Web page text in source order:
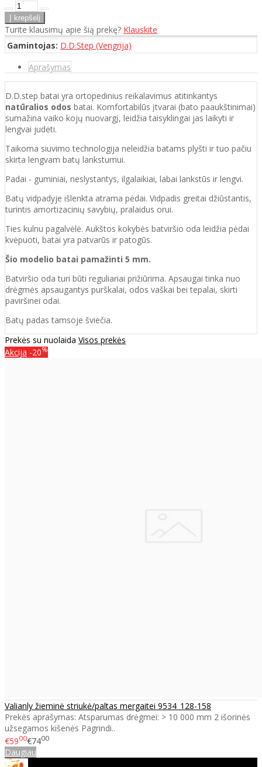
Turite klausimų apie šią prekę? Klauskite
Gamintojas: D.D.Step (Vengrija)
Aprašymas
D.D.step batai yra ortopedinius reikalavimus atitinkantys
natūralios odos batai. Komfortabilūs įtvarai (bato paaukštinimai)
sumažina vaiko kojų nuovargį, leidžia taisyklingai jas laikyti ir
lengvai judėti.
Taikoma siuvimo technologija neleidžia batams plyšti ir tuo pačiu
skirta lengvam batų lankstumui.
Padai - guminiai, neslystantys, ilgalaikiai, labai lankstūs ir lengvi.
Batų vidpadyje išlenkta atrama pėdai. Vidpadis greitai džiūstantis,
turintis amortizacinių savybių, pralaidus orui.
Ties kulnu pagalvėlė. Aukštos kokybės batviršio oda leidžia pėdai
kvėpuoti, batai yra patvarūs ir patogūs.
Šio modelio batai pamažinti 5 mm.
Batviršio oda turi būti reguliariai prižiūrima. Apsaugai tinka nuo
drėgmės apsaugantys purškalai, odos vaškai bei tepalai, skirti
paviršinei odai.
Batų padas tamsoje šviečia.
Prekės su nuolaida Visos prekės
Akcija -20%
Valianly žieminė striukė/paltas mergaitei 9534_128-158
Prekės aprašymas: Atsparumas drėgmei: > 10 000 mm 2 išorinės
užsegamos kišenės Pagrindi..
€5900€7400
Daugiau